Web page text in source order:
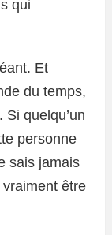
qui
Et
du temps,
quelqu’un
personne
sais jamais
être